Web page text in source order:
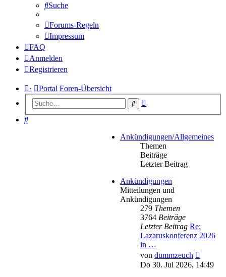
Suche
Forums-Regeln
Impressum
FAQ
Anmelden
Registrieren
· Portal Foren-Übersicht
Suche
Suche
Ankündigungen/Allgemeines
Themen
Beiträge
Letzter Beitrag
Ankündigungen
Mitteilungen und
Ankündigungen
279 Themen
3764 Beiträge
Letzter Beitrag Re:
Lazaruskonferenz 2026
in …
von dummzeuch
Beitrag
Do 30. Jul 2026, 14:49